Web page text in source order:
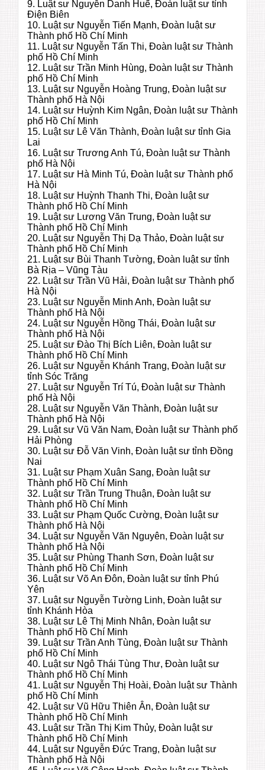
9. Luật sư Nguyễn Danh Huế, Đoàn luật sư tỉnh
Điện Biên
10. Luật sư Nguyễn Tiến Mạnh, Đoàn luật sư
Thành phố Hồ Chí Minh
11. Luật sư Nguyễn Tấn Thi, Đoàn luật sư Thành
phố Hồ Chí Minh
12. Luật sư Trần Minh Hùng, Đoàn luật sư Thành
phố Hồ Chí Minh
13. Luật sư Nguyễn Hoàng Trung, Đoàn luật sư
Thành phố Hà Nội
14. Luật sư Huỳnh Kim Ngân, Đoàn luật sư Thành
phố Hồ Chí Minh
15. Luật sư Lê Văn Thành, Đoàn luật sư tỉnh Gia
Lai
16. Luật sư Trương Anh Tú, Đoàn luật sư Thành
phố Hà Nội
17. Luật sư Hà Minh Tú, Đoàn luật sư Thành phố
Hà Nội
18. Luật sư Huỳnh Thanh Thi, Đoàn luật sư
Thành phố Hồ Chí Minh
19. Luật sư Lương Văn Trung, Đoàn luật sư
Thành phố Hồ Chí Minh
20. Luật sư Nguyễn Thị Dạ Thảo, Đoàn luật sư
Thành phố Hồ Chí Minh
21. Luật sư Bùi Thanh Tường, Đoàn luật sư tỉnh
Bà Rịa – Vũng Tàu
22. Luật sư Trần Vũ Hải, Đoàn luật sư Thành phố
Hà Nội
23. Luật sư Nguyễn Minh Anh, Đoàn luật sư
Thành phố Hà Nội
24. Luật sư Nguyễn Hồng Thái, Đoàn luật sư
Thành phố Hà Nội
25. Luật sư Đào Thị Bích Liên, Đoàn luật sư
Thành phố Hồ Chí Minh
26. Luật sư Nguyễn Khánh Trang, Đoàn luật sư
tỉnh Sóc Trăng
27. Luật sư Nguyễn Trí Tú, Đoàn luật sư Thành
phố Hà Nội
28. Luật sư Nguyễn Văn Thành, Đoàn luật sư
Thành phố Hà Nội
29. Luật sư Vũ Văn Nam, Đoàn luật sư Thành phố
Hải Phòng
30. Luật sư Đỗ Văn Vinh, Đoàn luật sư tỉnh Đồng
Nai
31. Luật sư Phạm Xuân Sang, Đoàn luật sư
Thành phố Hồ Chí Minh
32. Luật sư Trần Trung Thuận, Đoàn luật sư
Thành phố Hồ Chí Minh
33. Luật sư Phạm Quốc Cường, Đoàn luật sư
Thành phố Hà Nội
34. Luật sư Nguyễn Văn Nguyên, Đoàn luật sư
Thành phố Hà Nội
35. Luật sư Phùng Thanh Sơn, Đoàn luật sư
Thành phố Hồ Chí Minh
36. Luật sư Võ An Đôn, Đoàn luật sư tỉnh Phú
Yên
37. Luật sư Nguyễn Tường Linh, Đoàn luật sư
tỉnh Khánh Hòa
38. Luật sư Lê Thị Minh Nhân, Đoàn luật sư
Thành phố Hồ Chí Minh
39. Luật sư Trần Anh Tùng, Đoàn luật sư Thành
phố Hồ Chí Minh
40. Luật sư Ngô Thái Tùng Thư, Đoàn luật sư
Thành phố Hồ Chí Minh
41. Luật sư Nguyễn Thị Hoài, Đoàn luật sư Thành
phố Hồ Chí Minh
42. Luật sư Vũ Hữu Thiên Ân, Đoàn luật sư
Thành phố Hồ Chí Minh
43. Luật sư Trần Thị Kim Thủy, Đoàn luật sư
Thành phố Hồ Chí Minh
44. Luật sư Nguyễn Đức Trang, Đoàn luật sư
Thành phố Hà Nội